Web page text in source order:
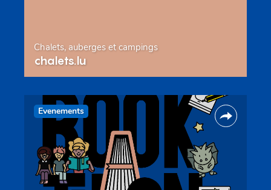
Chalets, auberges et campings
chalets.lu
Evenements